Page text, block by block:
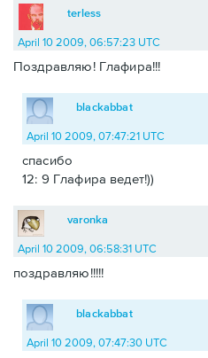
terless
April 10 2009, 06:57:23 UTC
Поздравляю! Глафира!!!
blackabbat
April 10 2009, 07:47:21 UTC
спасибо
12: 9 Глафира ведет!))
varonka
April 10 2009, 06:58:31 UTC
поздравляю!!!!!
blackabbat
April 10 2009, 07:47:30 UTC